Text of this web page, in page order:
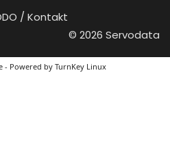
Kontakt
© 2026 Servodata
- Powered by TurnKey Linux